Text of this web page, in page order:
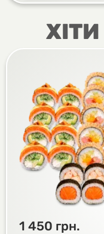
ХІТИ
1 450 грн.